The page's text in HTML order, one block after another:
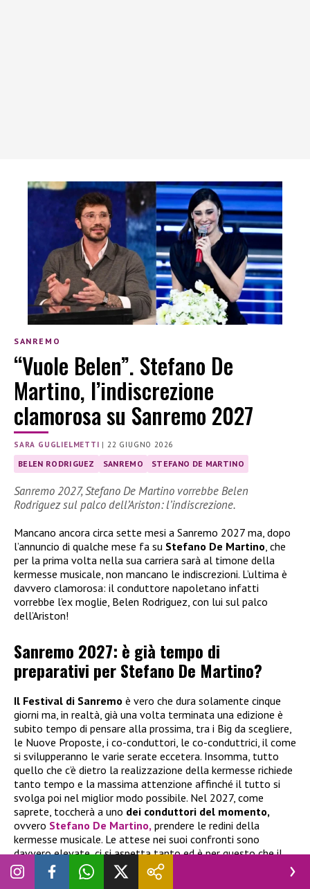
SANREMO
“Vuole Belen”. Stefano De
Martino, l’indiscrezione
clamorosa su Sanremo 2027
SARA GUGLIELMETTI | 22 GIUGNO 2026
BELEN RODRIGUEZ SANREMO STEFANO DE MARTINO
Sanremo 2027, Stefano De Martino vorrebbe Belen
Rodriguez sul palco dell’Ariston: l’indiscrezione.
Mancano ancora circa sette mesi a Sanremo 2027 ma, dopo
l’annuncio di qualche mese fa su Stefano De Martino, che
per la prima volta nella sua carriera sarà al timone della
kermesse musicale, non mancano le indiscrezioni. L’ultima è
davvero clamorosa: il conduttore napoletano infatti
vorrebbe l’ex moglie, Belen Rodriguez, con lui sul palco
dell’Ariston!
Sanremo 2027: è già tempo di
preparativi per Stefano De Martino?
Il Festival di Sanremo è vero che dura solamente cinque
giorni ma, in realtà, già una volta terminata una edizione è
subito tempo di pensare alla prossima, tra i Big da scegliere,
le Nuove Proposte, i co-conduttori, le co-conduttrici, il come
si svilupperanno le varie serate eccetera. Insomma, tutto
quello che c’è dietro la realizzazione della kermesse richiede
tanto tempo e la massima attenzione affinché il tutto si
svolga poi nel miglior modo possibile. Nel 2027, come
saprete, toccherà a uno dei conduttori del momento,
ovvero Stefano De Martino, prendere le redini della
kermesse musicale. Le attese nei suoi confronti sono
davvero elevate, ci si aspetta tanto ed è per questo che il
conduttore napoletano è da settimane già al lavoro per
preparare il Festival. Nelle ultime ore è spuntata